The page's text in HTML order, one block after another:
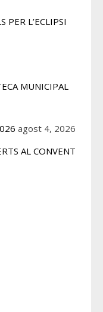
PER L’ECLIPSI
MUNICIPAL
agost 4, 2026
AL CONVENT